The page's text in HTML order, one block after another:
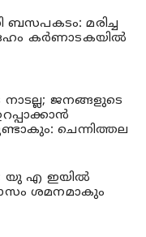
മരിച്ച
കര്‍ണാടകയില്‍
ജനങ്ങളുടെ
ചെന്നിത്തല
എ ഇയില്‍
ശമനമാകും